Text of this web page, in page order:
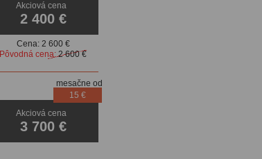
Akciová cena
2 400 €
Cena:2 600 €
Pôvodná cena:2 600 €
Akciová cena
3 700 €
mesačne od
15 €